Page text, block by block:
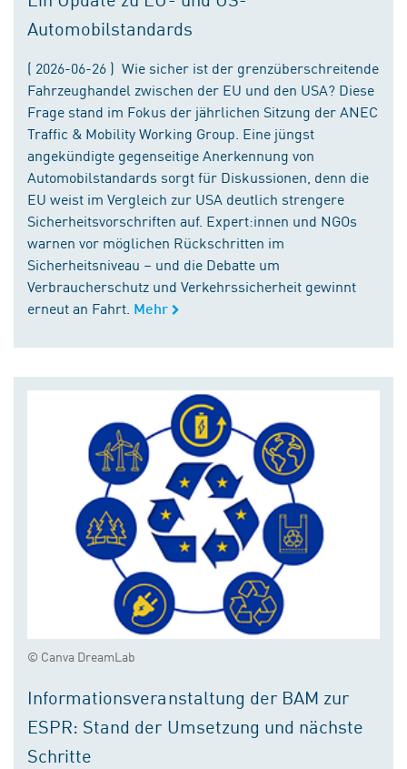
Automobilstandards
( 2026-06-26 ) Wie sicher ist der grenzüberschreitende
Fahrzeughandel zwischen der EU und den USA? Diese
Frage stand im Fokus der jährlichen Sitzung der ANEC
Traffic & Mobility Working Group. Eine jüngst
angekündigte gegenseitige Anerkennung von
Automobilstandards sorgt für Diskussionen, denn die
EU weist im Vergleich zur USA deutlich strengere
Sicherheitsvorschriften auf. Expert:innen und NGOs
warnen vor möglichen Rückschritten im
Sicherheitsniveau – und die Debatte um
Verbraucherschutz und Verkehrssicherheit gewinnt
erneut an Fahrt. Mehr
© Canva DreamLab
Informationsveranstaltung der BAM zur
ESPR: Stand der Umsetzung und nächste
Schritte